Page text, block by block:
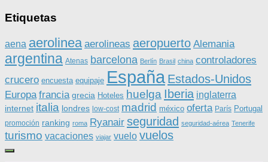
Etiquetas
aena aerolinea aerolineas aeropuerto Alemania
argentina Atenas barcelona Berlín Brasil china controladores
crucero encuesta equipaje España Estados-Unidos
Europa francia grecia Hoteles huelga Iberia inglaterra
internet italia londres low-cost madrid méxico oferta París Portugal
promoción ranking roma Ryanair seguridad seguridad-aérea Tenerife
turismo vacaciones viajar vuelo vuelos